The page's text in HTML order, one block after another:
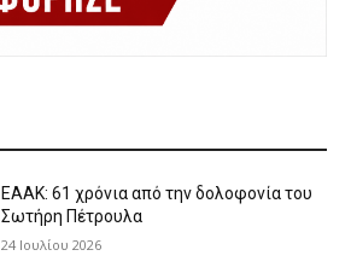
ΕΑΑΚ: 61 χρόνια από την δολοφονία του
Σωτήρη Πέτρουλα
24 Ιουλίου 2026